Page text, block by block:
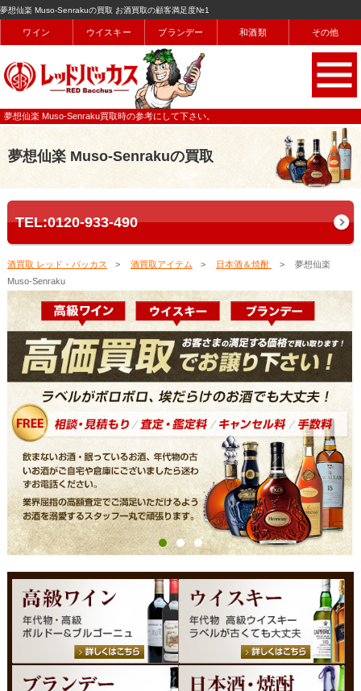
夢想仙楽 Muso-Senrakuの買取 お酒買取の顧客満足度№1
ワイン ウイスキー ブランデー 和酒類 その他
夢想仙楽 Muso-Senraku買取時の参考にして下さい。
夢想仙楽 Muso-Senrakuの買取
TEL:0120-933-490
酒買取 レッド・バッカス 酒買取アイテム 日本酒＆焼酎
夢想仙楽
Muso-Senraku